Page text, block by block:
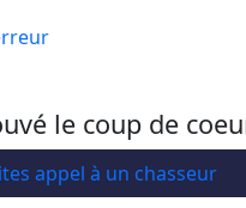
le coup de
appel à un chasseur